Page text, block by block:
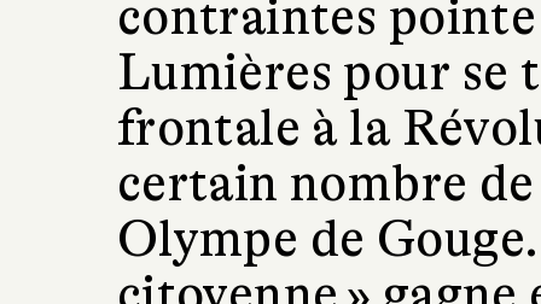
contraintes
Lumières pour se
frontale à la
certain nombre
Olympe de